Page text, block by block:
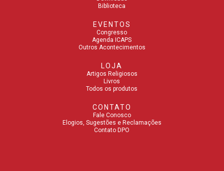
Biblioteca
EVENTOS
Congresso
Agenda ICAPS
Outros Acontecimentos
LOJA
Artigos Religiosos
Livros
Todos os produtos
CONTATO
Fale Conosco
Elogios, Sugestões e Reclamações
Contato DPO